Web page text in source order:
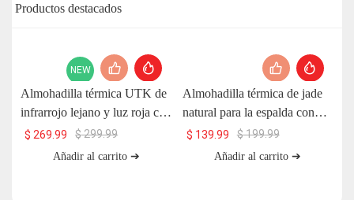
Productos destacados
NEW
Almohadilla térmica UTK de
infrarrojo lejano y luz roja con
piedra de jade y piedras
magnéticas, 26 x 20'', H13T4
$ 269.99 $299.99
Añadir al carrito ➔
Almohadilla térmica de jade
natural para la espalda con
infrarrojo lejano UTK, H11S2
$ 139.99 $199.99
Añadir al carrito ➔